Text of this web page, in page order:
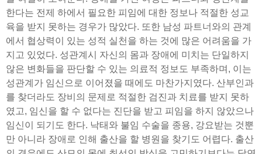
한다는 전제 하에서 필요한 피임에 대한 정보나 적절한 성교
육을 받지 못하는 경우가 많았다. 또한 남성 파트너와의 관계
에서 협상력이 있는 성적 실천을 하는 것에 많은 어려움을 가
지고 있었다. 성관계시 자신의 몸과 장애에 미치는 단일하지
않은 변화들을 판단할 수 있는 의료적 정보도 부족하며, 이는
성관계가 임신으로 이어졌을 때에도 마찬가지였다. 산부인과
를 찾더라도 장비의 문제로 적절한 검진과 치료를 받지 못하
였고, 임신을 할 수 없다는 진단을 받고 피임을 하지 않았으나
임신이 되기도 한다. 낙태와 불임 수술을 종용, 강요받는 것뿐
만 아니라 장애로 인해 출산을 할 병원을 찾기도 어렵다. 출산